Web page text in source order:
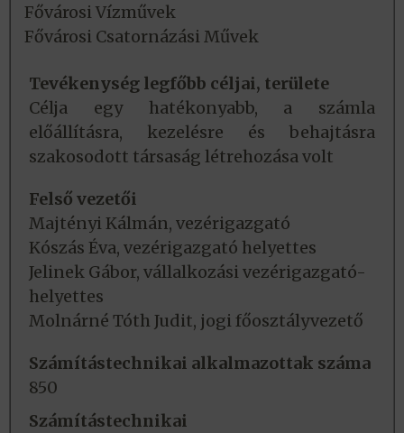
Fővárosi Vízművek
Fővárosi Csatornázási Művek
Tevékenység legfőbb céljai, területe
Célja egy hatékonyabb, a számla
előállításra, kezelésre és behajtásra
szakosodott társaság létrehozása volt
Felső vezetői
Majtényi Kálmán, vezérigazgató
Kószás Éva, vezérigazgató helyettes
Jelinek Gábor, vállalkozási vezérigazgató-
helyettes
Molnárné Tóth Judit, jogi főosztályvezető
Számítástechnikai alkalmazottak száma
850
Számítástechnikai